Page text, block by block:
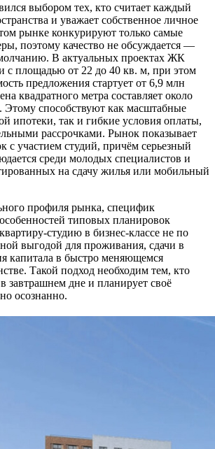
выбором тех, кто считает каждый
и уважает собственное личное
рынке конкурируют только самые
поэтому качество не обсуждается —
В актуальных проектах ЖК
с площадью от 22 до 40 кв. м, при этом
предложения стартует от 6,9 млн
квадратного метра составляет около
Этому способствуют как масштабные
ипотеки, так и гибкие условия оплаты,
рассрочками. Рынок показывает
с участием студий, причём серьезный
среди молодых специалистов и
на сдачу жилья или мобильный
профиля рынка, специфик
типовых планировок
студию в бизнес-классе не по
выгодой для проживания, сдачи в
капитала в быстро меняющемся
Такой подход необходим тем, кто
завтрашнем дне и планирует своё
осознанно.